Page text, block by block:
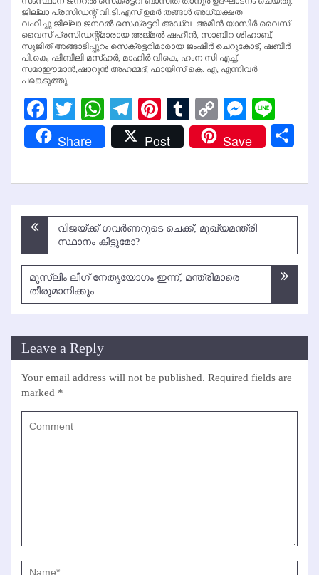
ജില്ലാ പ്രസിഡന്റ് വി.ടി.എസ് ഉമര്‍ തങ്ങള്‍ അധ്യക്ഷത
വഹിച്ചു.ജില്ലാ ജനറല്‍ സെക്രട്ടറി അഡ്വ. അമീന്‍ യാസിര്‍ വൈസ്
വൈസ് പ്രസിഡന്റ്മാരായ അജ്മല്‍ ഷഹീന്‍, സാബിറ ശിഹാബ്,
സുജിത് അങ്ങാടിപ്പുറം സെക്രട്ടറിമാരായ ജംഷീര്‍ ചെറുകോട്, ഷബീര്‍
പി.കെ, ഷിബിലി മസ്ഹര്‍, മാഹിര്‍ വികെ, ഹംന സി എച്ച്,
സമാഈമാന്‍,ഷാറൂന്‍ അഹമ്മദ്, ഫായിസ് കെ. എ, എന്നിവര്‍
പങ്കെടുത്തു.
Facebook
TwitterWhatsApp
Telegram
Pinterest
Tumblr
Copy
Link
Share Post Save
Post
navigation
വിജയ്ക്ക് ഗവര്‍ണറുടെ ചെക്ക്; മുഖ്യമന്ത്രി
സ്ഥാനം കിട്ടുമോ?
മുസ്ലിം ലീഗ് നേതൃയോഗം ഇന്ന്; മന്ത്രിമാരെ
തീരുമാനിക്കും
Leave a Reply
Your email address will not be published. Required fields are
marked *